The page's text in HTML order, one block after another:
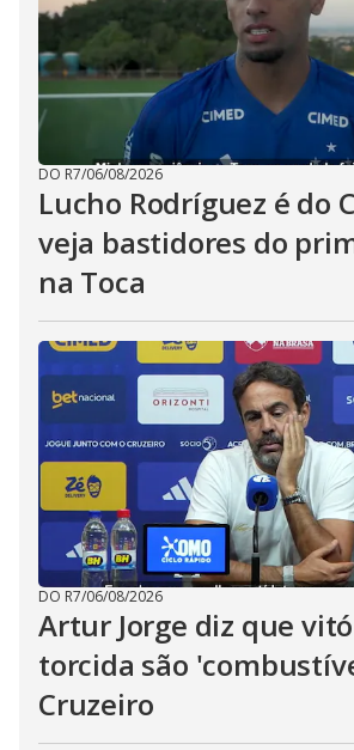
DO R7/06/08/2026
Lucho Rodríguez é do
veja bastidores do
na Toca
DO R7/06/08/2026
Artur Jorge diz que
torcida são
Cruzeiro